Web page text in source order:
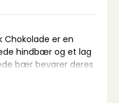
er en
hindbær og et lag
bær bevarer deres
markante